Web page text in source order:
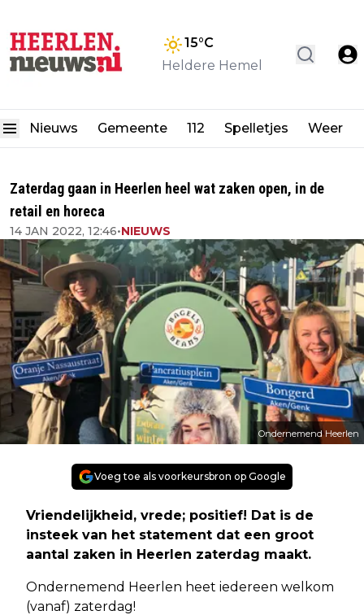
15°C
Heldere Hemel
Nieuws Gemeente 112 Spelletjes Weer
Zaterdag gaan in Heerlen heel wat zaken open, in de
retail en horeca
14 JAN 2022, 12:46•NIEUWS
Ondernemend Heerlen
Voeg toe als voorkeursbron op Google
Vriendelijkheid, vrede; positief! Dat is de
insteek van het statement dat een groot
aantal zaken in Heerlen zaterdag maakt.
Ondernemend Heerlen heet iedereen welkom
(vanaf) zaterdag!